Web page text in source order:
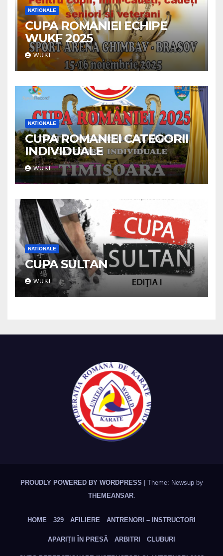
NATIONALE
CUPA ROMANIEI ECHIPE
WUKF 2025
WUKF
NATIONALE
CUPA ROMANIEI CATEGORII
INDIVIDUALE
WUKF
NATIONALE
CUPA SULTAN
WUKF
PROUDLY POWERED BY WORDPRESS
Theme: Newsup by
THEMEANSAR.
HOME 329 AFILIERE ANTRENORI – INSTRUCTORI
APARIȚII ÎN PRESĂ ARBITRI CLUBURI